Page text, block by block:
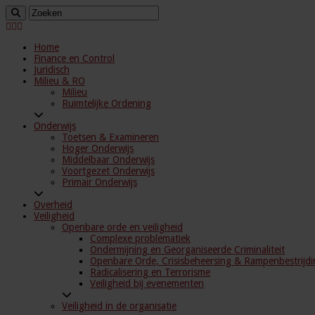
Home
Finance en Control
Juridisch
Milieu & RO
Milieu
Ruimtelijke Ordening
Onderwijs
Toetsen & Examineren
Hoger Onderwijs
Middelbaar Onderwijs
Voortgezet Onderwijs
Primair Onderwijs
Overheid
Veiligheid
Openbare orde en veiligheid
Complexe problematiek
Ondermijning en Georganiseerde Criminaliteit
Openbare Orde, Crisisbeheersing &
Radicalisering en Terrorisme
Veiligheid bij evenementen
Veiligheid in de organisatie